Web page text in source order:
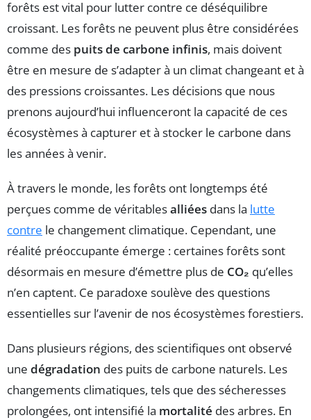
forêts est vital pour lutter contre ce déséquilibre
croissant. Les forêts ne peuvent plus être considérées
comme des puits de carbone infinis, mais doivent
être en mesure de s’adapter à un climat changeant et à
des pressions croissantes. Les décisions que nous
prenons aujourd’hui influenceront la capacité de ces
écosystèmes à capturer et à stocker le carbone dans
les années à venir.
À travers le monde, les forêts ont longtemps été
perçues comme de véritablesalliées dans la lutte
contre le changement climatique. Cependant, une
réalité préoccupante émerge : certaines forêts sont
désormais en mesure d’émettre plus de CO₂ qu’elles
n’en captent. Ce paradoxe soulève des questions
essentielles sur l’avenir de nos écosystèmes forestiers.
Dans plusieurs régions, des scientifiques ont observé
une dégradation des puits de carbone naturels. Les
changements climatiques, tels que des sécheresses
prolongées, ont intensifié la mortalité des arbres. En